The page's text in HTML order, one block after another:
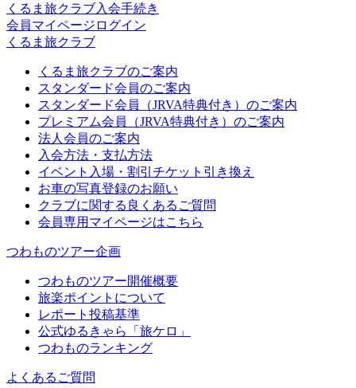
くるま旅クラブ入会手続き
会員マイページログイン
くるま旅クラブ
くるま旅クラブのご案内
スタンダード会員のご案内
スタンダード会員（JRVA特典付き）のご案内
プレミアム会員（JRVA特典付き）のご案内
法人会員のご案内
入会方法・支払方法
イベント入場・割引チケット引き換え
お車の写真登録のお願い
クラブに関する良くあるご質問
会員専用マイページはこちら
つわものツアー企画
つわものツアー開催概要
旅楽ポイントについて
レポート投稿基準
公式ゆるきゃら「旅ケロ」
つわものランキング
よくあるご質問